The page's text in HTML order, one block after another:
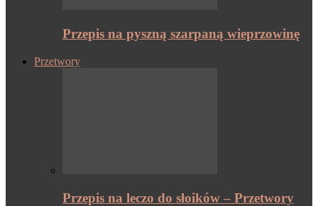
Przepis na pyszną szarpaną wieprzowinę
Przetwory
Przepis na leczo do słoików – Przetwory